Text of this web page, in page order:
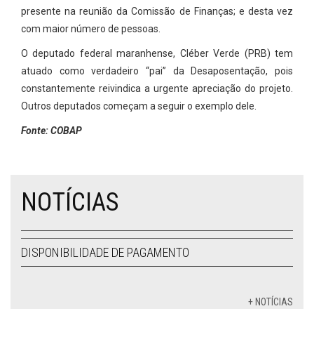
presente na reunião da Comissão de Finanças; e desta vez
com maior número de pessoas.
O deputado federal maranhense, Cléber Verde (PRB) tem
atuado como verdadeiro “pai” da Desaposentação, pois
constantemente reivindica a urgente apreciação do projeto.
Outros deputados começam a seguir o exemplo dele.
Fonte: COBAP
NOTÍCIAS
DISPONIBILIDADE DE PAGAMENTO
+ NOTÍCIAS